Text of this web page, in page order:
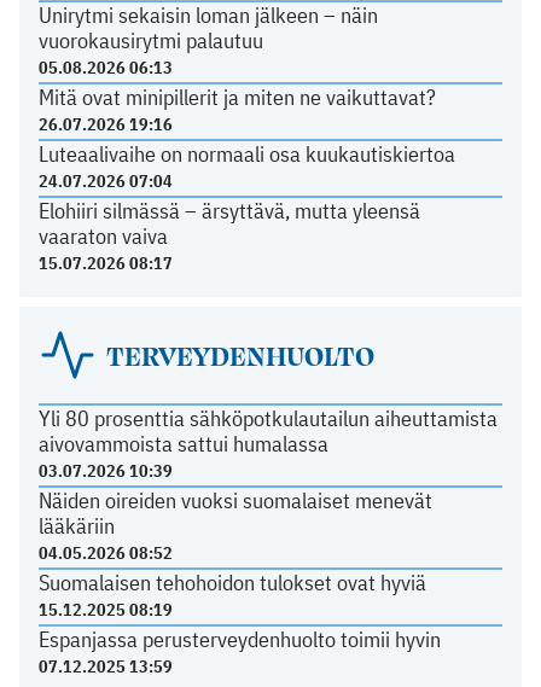
Unirytmi sekaisin loman jälkeen – näin
vuorokausirytmi palautuu
05.08.2026 06:13
Mitä ovat minipillerit ja miten ne vaikuttavat?
26.07.2026 19:16
Luteaalivaihe on normaali osa kuukautiskiertoa
24.07.2026 07:04
Elohiiri silmässä – ärsyttävä, mutta yleensä
vaaraton vaiva
15.07.2026 08:17
TERVEYDENHUOLTO
Yli 80 prosenttia sähköpotkulautailun aiheuttamista
aivovammoista sattui humalassa
03.07.2026 10:39
Näiden oireiden vuoksi suomalaiset menevät
lääkäriin
04.05.2026 08:52
Suomalaisen tehohoidon tulokset ovat hyviä
15.12.2025 08:19
Espanjassa perusterveydenhuolto toimii hyvin
07.12.2025 13:59